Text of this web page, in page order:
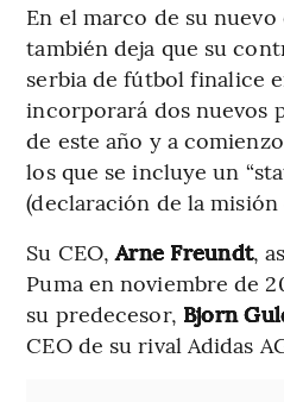
En el marco de su
también deja que su
serbia de fútbol finalice
incorporará dos nuevos
de este año y a
los que se incluye un
(declaración de la
Su CEO,Arne Freundt,
Puma en noviembre de
su predecesor, Bjorn
CEO de su rival Adidas